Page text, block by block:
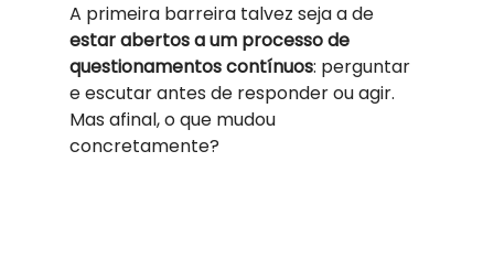
A primeira barreira talvez seja a de
estar abertos a um processo de
questionamentos contínuos: perguntar
e escutar antes de responder ou agir.
Mas afinal, o que mudou
concretamente?